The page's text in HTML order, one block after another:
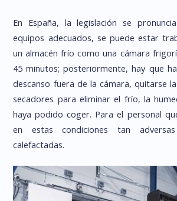
En España, la legislación se
equipos adecuados, se puede estar
un almacén frío como una cámara
45 minutos; posteriormente, hay que
descanso fuera de la cámara, quitarse
secadores para eliminar el frío, la
haya podido coger. Para el personal
en estas condiciones tan
calefactadas.